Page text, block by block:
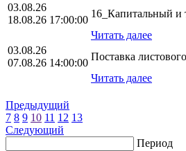
03.08.26
18.08.26 17:00:00
16_Капитальный
Читать далее
03.08.26
07.08.26 14:00:00
Поставка
Читать далее
Предыдущий
7 8 9 10 11 12 13
Следующий
Период